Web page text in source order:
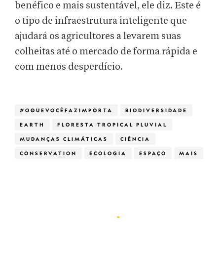
benéfico e mais sustentável, ele diz. Este é
o tipo de infraestrutura inteligente que
ajudará os agricultores a levarem suas
colheitas até o mercado de forma rápida e
com menos desperdício.
#OQUEVOCÊFAZIMPORTA BIODIVERSIDADE
EARTH FLORESTA TROPICAL PLUVIAL
MUDANÇAS CLIMÁTICAS CIÊNCIA
CONSERVATION ECOLOGIA ESPAÇO MAIS